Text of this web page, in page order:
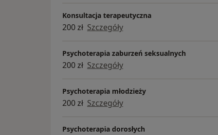
Konsultacja terapeutyczna
200 zł Szczegóły
Psychoterapia zaburzeń seksualnych
200 zł Szczegóły
Psychoterapia młodzieży
200 zł Szczegóły
Psychoterapia dorosłych